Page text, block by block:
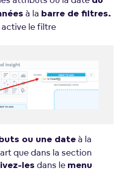
à la barre de filtres.
le filtre
ou une date à la
que dans la section
les dans le menu